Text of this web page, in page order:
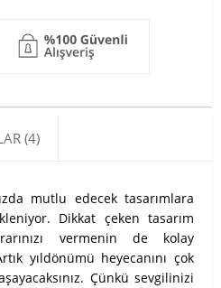
(4)
mutlu edecek tasarımlara
Dikkat çeken tasarım
vermenin de kolay
yıldönümü heyecanını çok
Çünkü sevgilinizi